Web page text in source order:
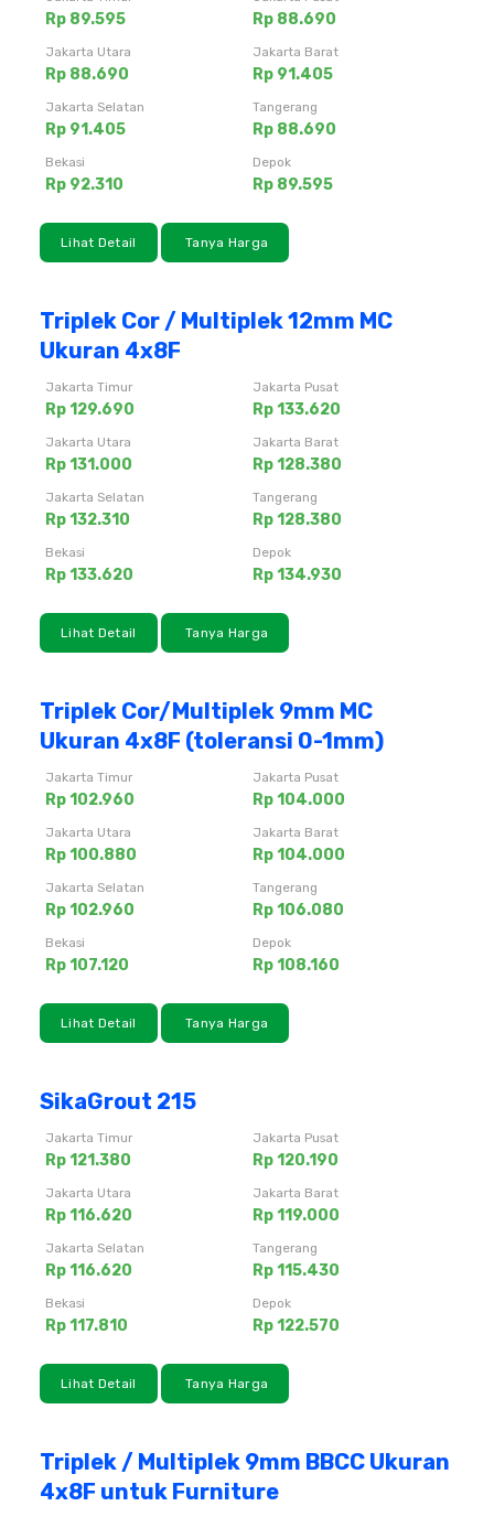
Rp 89.595 Rp 88.690
Jakarta Utara
Rp 88.690
Jakarta Barat
Rp 91.405
Jakarta Selatan
Rp 91.405
Tangerang
Rp 88.690
Bekasi
Rp 92.310
Depok
Rp 89.595
Lihat Detail Tanya Harga
Triplek Cor / Multiplek 12mm MC
Ukuran 4x8F
Jakarta Timur
Rp 129.690
Jakarta Pusat
Rp 133.620
Jakarta Utara
Rp 131.000
Jakarta Barat
Rp 128.380
Jakarta Selatan
Rp 132.310
Tangerang
Rp 128.380
Bekasi
Rp 133.620
Depok
Rp 134.930
Lihat Detail Tanya Harga
Triplek Cor/Multiplek 9mm MC
Ukuran 4x8F (toleransi 0-1mm)
Jakarta Timur
Rp 102.960
Jakarta Pusat
Rp 104.000
Jakarta Utara
Rp 100.880
Jakarta Barat
Rp 104.000
Jakarta Selatan
Rp 102.960
Tangerang
Rp 106.080
Bekasi
Rp 107.120
Depok
Rp 108.160
Lihat Detail Tanya Harga
SikaGrout 215
Jakarta Timur
Rp 121.380
Jakarta Pusat
Rp 120.190
Jakarta Utara
Rp 116.620
Jakarta Barat
Rp 119.000
Jakarta Selatan
Rp 116.620
Tangerang
Rp 115.430
Bekasi
Rp 117.810
Depok
Rp 122.570
Lihat Detail Tanya Harga
Triplek / Multiplek 9mm BBCC Ukuran
4x8F untuk Furniture